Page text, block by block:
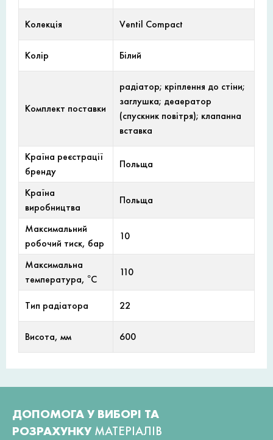
Колекція Ventil Compact
Колір Білий
Комплект поставки
радіатор; кріплення до стіни;
заглушка; деаератор
(спускник повітря); клапанна
вставка
Країна реєстрації
бренду
Польща
Країна
виробництва
Польща
Максимальний
робочий тиск, бар
10
Максимальна
температура, °С
110
Тип радіатора 22
Висота, мм 600
ДОПОМОГА У ВИБОРІ ТА
РОЗРАХУНКУ МАТЕРІАЛІВ